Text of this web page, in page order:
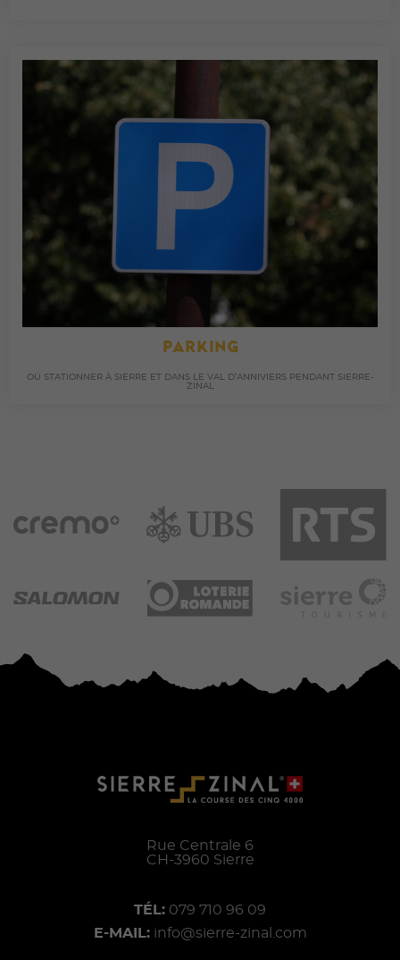
PARKING
OÙ STATIONNER À SIERRE ET DANS LE VAL D’ANNIVIERS PENDANT SIERRE-
ZINAL
Rue Centrale 6
CH-3960 Sierre
TÉL: 079 710 96 09
E-MAIL: info@sierre-zinal.com